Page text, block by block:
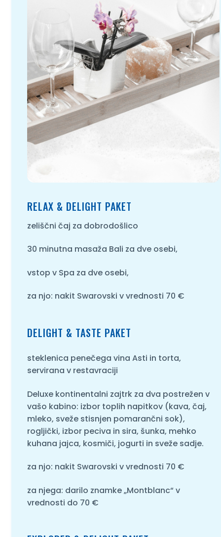
RELAX & DELIGHT PAKET
zeliščni čaj za dobrodošlico
30 minutna masaža Bali za dve osebi,
vstop v Spa za dve osebi,
za njo: nakit Swarovski v vrednosti 70 €
DELIGHT & TASTE PAKET
steklenica penečega vina Asti in torta,
servirana v restavraciji
Deluxe kontinentalni zajtrk za dva postrežen v
vašo kabino: izbor toplih napitkov (kava, čaj,
mleko, sveže stisnjen pomarančni sok),
rogljički, izbor peciva in sira, šunka, mehko
kuhana jajca, kosmiči, jogurti in sveže sadje.
za njo: nakit Swarovski v vrednosti 70 €
za njega: darilo znamke „Montblanc“ v
vrednosti do 70 €